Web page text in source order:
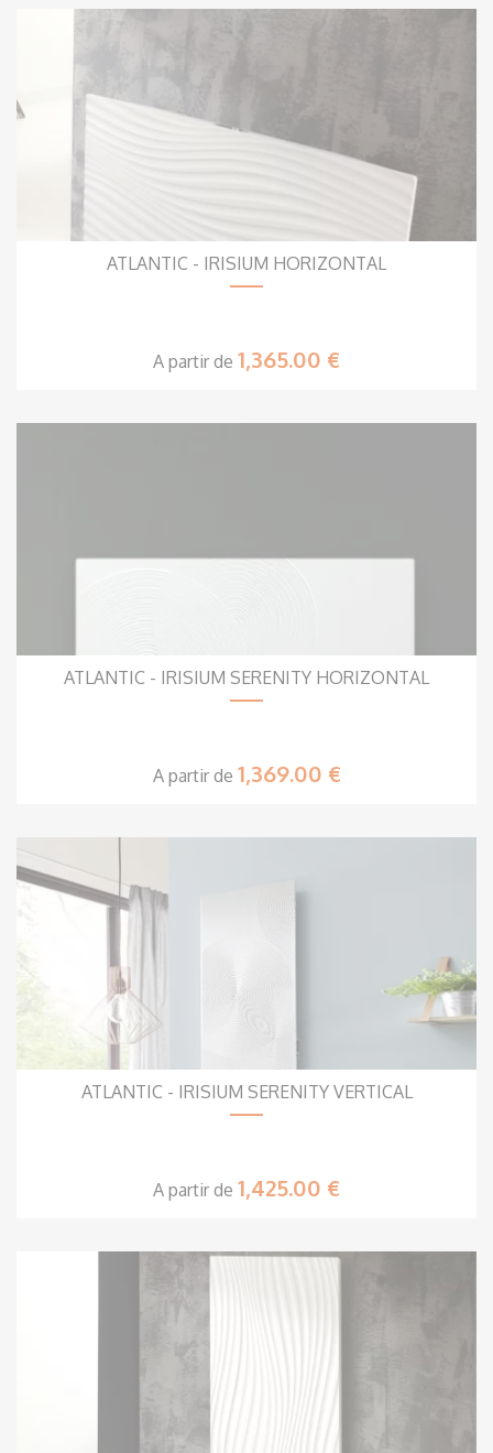
ATLANTIC - IRISIUM HORIZONTAL
A partir de 1,365.00 €
ATLANTIC - IRISIUM SERENITY HORIZONTAL
A partir de 1,369.00 €
ATLANTIC - IRISIUM SERENITY VERTICAL
A partir de 1,425.00 €